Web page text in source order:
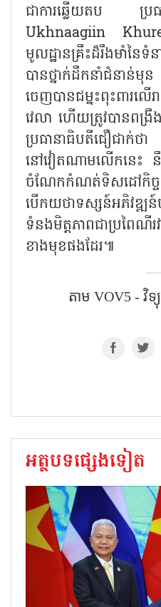
ជាការឆ្លើយតប ប្រ
Ukhnaagiin
មូលដ្ឋានគ្រឹះដ៏រឹងមាំនៃទំ
បានថ្នាក់ដឹកនាំជំនាន់
ចេញបានជម្នះពុះពារល
វេលា ហើយត្រូវបានពង្
ប្រធានាធិបតីជឿជា
នៅវៀតណាមលើកនេះ នឹ
ចំណែកកំណត់ទិសដៅកិច្ច
បើកយថាទស្សន៍អភិវឌ្ឍន៍
ទំនងមិត្តភាពជាប្រពៃណី
ខាងមុខផងដែរ៕
តាម​ VOV5 - វិ
អត្ថបទផ្សេងទៀត